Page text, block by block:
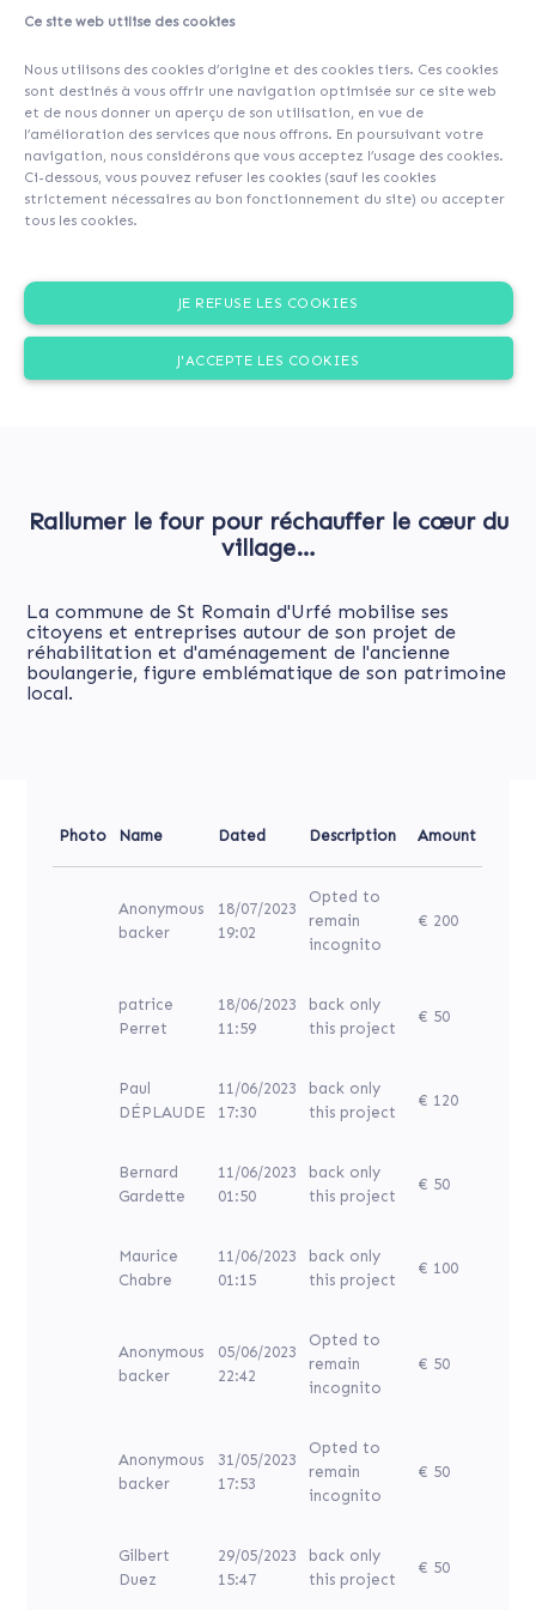
Ce site web utilise des cookies
Nous utilisons des cookies d’origine et des cookies tiers. Ces cookies
sont destinés à vous offrir une navigation optimisée sur ce site web
et de nous donner un aperçu de son utilisation, en vue de
l’amélioration des services que nous offrons. En poursuivant votre
navigation, nous considérons que vous acceptez l’usage des cookies.
Ci-dessous, vous pouvez refuser les cookies (sauf les cookies
strictement nécessaires au bon fonctionnement du site) ou accepter
tous les cookies.
JE REFUSE LES COOKIES
J'ACCEPTE LES COOKIES
Rallumer le four pour réchauffer le cœur du
village…
La commune de St Romain d'Urfé mobilise ses
citoyens et entreprises autour de son projet de
réhabilitation et d'aménagement de l'ancienne
boulangerie, figure emblématique de son patrimoine
local.
Photo Name Dated Description Amount
Anonymous
backer
18/07/2023
19:02
Opted to
remain
incognito
€ 200
patrice
Perret
18/06/2023
11:59
back only
this project
€ 50
Paul
DÉPLAUDE
11/06/2023
17:30
back only
this project
€ 120
Bernard
Gardette
11/06/2023
01:50
back only
this project
€ 50
Maurice
Chabre
11/06/2023
01:15
back only
this project
€ 100
Anonymous
backer
05/06/2023
22:42
Opted to
remain
incognito
€ 50
Anonymous
backer
31/05/2023
17:53
Opted to
remain
incognito
€ 50
Gilbert
Duez
29/05/2023
15:47
back only
this project
€ 50